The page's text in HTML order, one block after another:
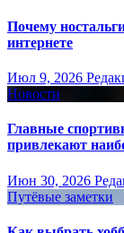
Почему
интернете
Июл 9, 2026
Новости
Главные
привлекают
Июн 30, 2026
Путёвые заметки